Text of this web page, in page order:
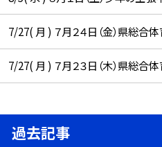
7/27( 月 ) ７月２４日（金）県総合
7/27( 月 ) ７月２３日（木）県総合
過去記事